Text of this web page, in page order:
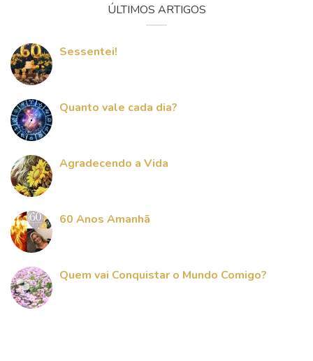
ÚLTIMOS ARTIGOS
Sessentei!
Quanto vale cada dia?
Agradecendo a Vida
60 Anos Amanhã
Quem vai Conquistar o Mundo Comigo?